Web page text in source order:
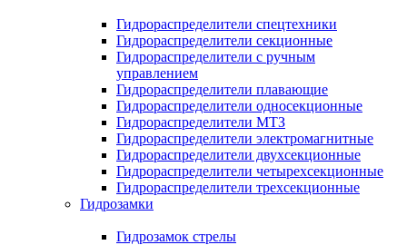
Гидрораспределители спецтехники
Гидрораспределители секционные
Гидрораспределители с ручным
управлением
Гидрораспределители плавающие
Гидрораспределители односекционные
Гидрораспределители МТЗ
Гидрораспределители электромагнитные
Гидрораспределители двухсекционные
Гидрораспределители четырехсекционные
Гидрораспределители трехсекционные
Гидрозамки
Гидрозамок стрелы